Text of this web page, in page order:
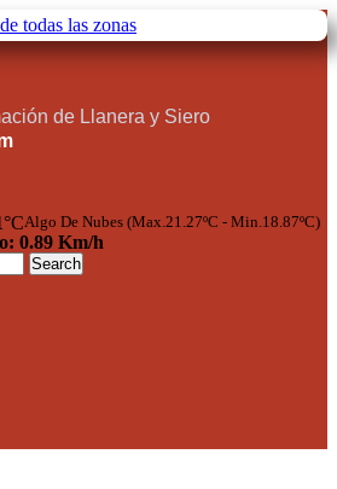
de Llanera y Siero
°CAlgo De Nubes (Max.21.27ºC - Min.18.87ºC)
0.89 Km/h